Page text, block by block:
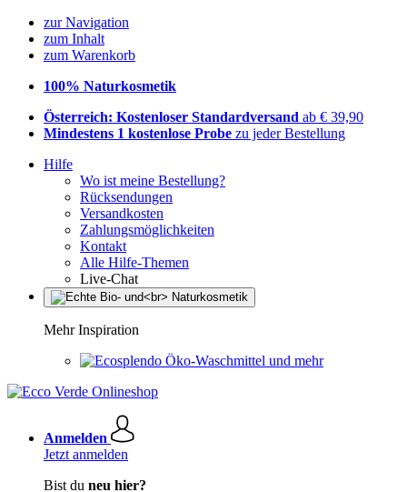
zur Navigation
zum Inhalt
zum Warenkorb
100% Naturkosmetik
Österreich: Kostenloser Standardversand ab € 39,90
Mindestens 1 kostenlose Probe zu jeder Bestellung
Hilfe
Wo ist meine Bestellung?
Rücksendungen
Versandkosten
Zahlungsmöglichkeiten
Kontakt
Alle Hilfe-Themen
Live-Chat
Mehr Inspiration
Öko-Waschmittel und mehr
Anmelden
Jetzt anmelden
Bist du neu hier?